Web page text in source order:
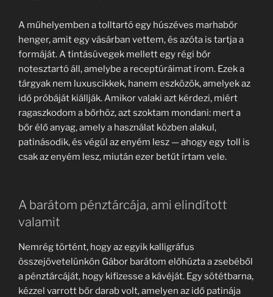
A műhelyemben a tolltartó egy húszéves marhabőr
henger, amit egy vásárban vettem, és azóta is tartja a
formáját. A tintásüvegek mellett egy régi bőr
notesztartó áll, amelybe a receptúráimat írom. Ezek a
tárgyak nem luxuscikkek, hanem eszközök, amelyek az
idő próbáját kiállják. Amikor valaki azt kérdezi, miért
ragaszkodom a bőrhöz, azt szoktam mondani: mert a
bőr élő anyag, amely a használat közben alakul,
patinásodik, és végül az enyém lesz — ahogy egy toll is
csak az enyém lesz, miután ezer betűt írtam vele.
A barátom pénztárcája, ami elindított
valamit
Nemrég történt, hogy az egyik kalligráfus
összejövetelünkön Gábor barátom előhúzta a zsebéből
a pénztárcáját, hogy kifizesse a kávéját. Egy sötétbarna,
kézzel varrott bőr darab volt, amelyen az idő patinája